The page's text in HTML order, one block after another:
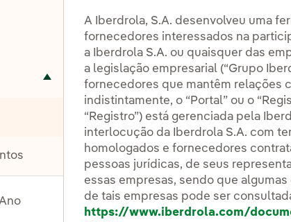
A Iberdrola, S.A. desenvolveu uma
fornecedores interessados na
a Iberdrola S.A. ou quaisquer das
a legislação empresarial (“Grupo
fornecedores que mantêm relações
indistintamente, o “Portal” ou o
“Registro”) está gerenciada pela
interlocução da Iberdrola S.A. com
homologados e fornecedores
pessoas jurídicas, de seus
essas empresas, sendo que
de tais empresas pode ser
https://www.iberdrola.com/